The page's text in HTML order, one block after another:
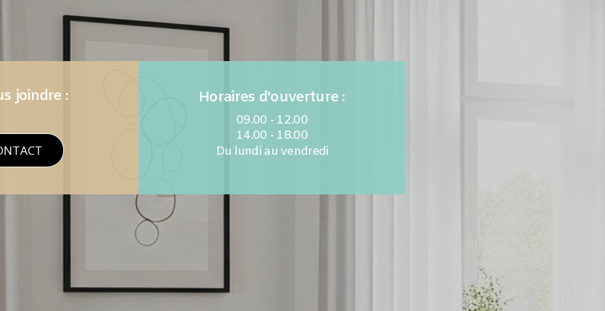
joindre : Horaires d'ouverture :
09.00 - 12.00
14.00 - 18.00
Du lundi au vendredi